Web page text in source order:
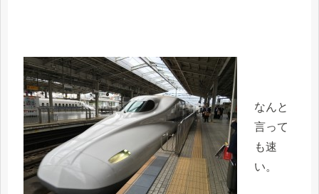
なんと
言って
も速
い。